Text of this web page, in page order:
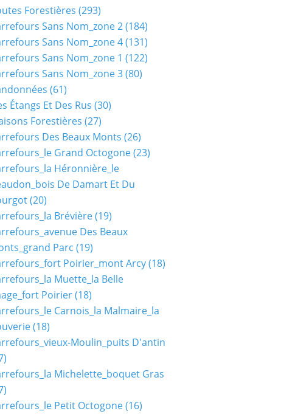
Forestières (293)
Sans Nom_zone 2(184)
Sans Nom_zone 4(131)
Sans Nom_zone 1 (122)
Sans Nom_zone 3(80)
(61)
Étangs Et Des Rus (30)
Forestières (27)
Des Beaux Monts (26)
Grand Octogone(23)
Héronnière_le
De Damart Et Du
(20)
Brévière(19)
Des Beaux
Parc (19)
Poirier_mont Arcy(18)
Muette_la Belle
Poirier(18)
Carnois_la Malmaire_la
(18)
Moulin_puits D'antin
Michelette_boquet Gras
Petit Octogone(16)